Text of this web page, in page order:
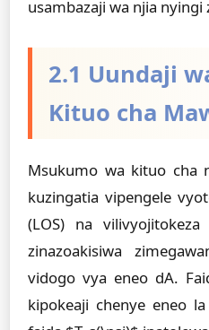
usambazaji wa njia nyingi
2.1 Uundaji
Kituo cha
Msukumo wa kituo cha
kuzingatia vipengele
(LOS) na
zinazoakisiwa
vidogo vya eneo dA.
kipokeaji chenye eneo